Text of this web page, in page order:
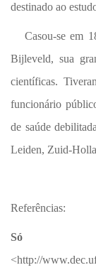
destinado ao
Casou-se em
Bijleveld, sua
científicas.
funcionário
de saúde
Leiden, Zuid-
Referências:
Só
<http://